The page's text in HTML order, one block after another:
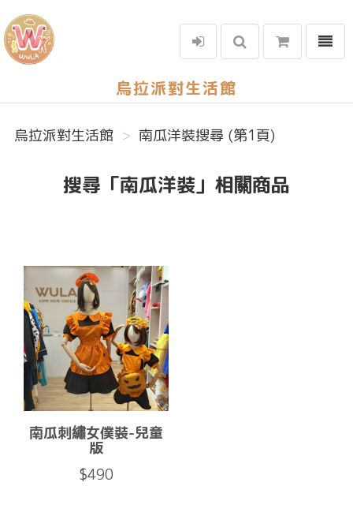
烏拉派對生活館
選單
烏拉派對生活館 南瓜洋裝搜尋 (第1頁)
搜尋「南瓜洋裝」相關商品
南瓜刺繡女僕裝-兒童
版
$490